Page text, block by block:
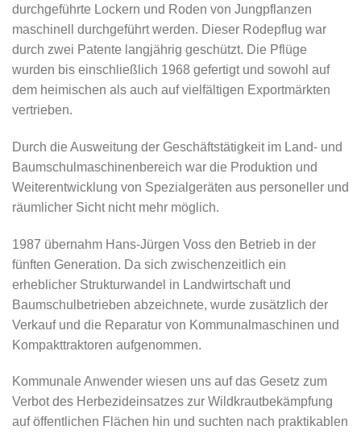
durchgeführte Lockern und Roden von Jungpflanzen
maschinell durchgeführt werden. Dieser Rodepflug war
durch zwei Patente langjährig geschützt. Die Pflüge
wurden bis einschließlich 1968 gefertigt und sowohl auf
dem heimischen als auch auf vielfältigen Exportmärkten
vertrieben.
Durch die Ausweitung der Geschäftstätigkeit im Land- und
Baumschulmaschinenbereich war die Produktion und
Weiterentwicklung von Spezialgeräten aus personeller und
räumlicher Sicht nicht mehr möglich.
1987 übernahm Hans-Jürgen Voss den Betrieb in der
fünften Generation. Da sich zwischenzeitlich ein
erheblicher Strukturwandel in Landwirtschaft und
Baumschulbetrieben abzeichnete, wurde zusätzlich der
Verkauf und die Reparatur von Kommunalmaschinen und
Kompakttraktoren aufgenommen.
Kommunale Anwender wiesen uns auf das Gesetz zum
Verbot des Herbezideinsatzes zur Wildkrautbekämpfung
auf öffentlichen Flächen hin und suchten nach praktikablen